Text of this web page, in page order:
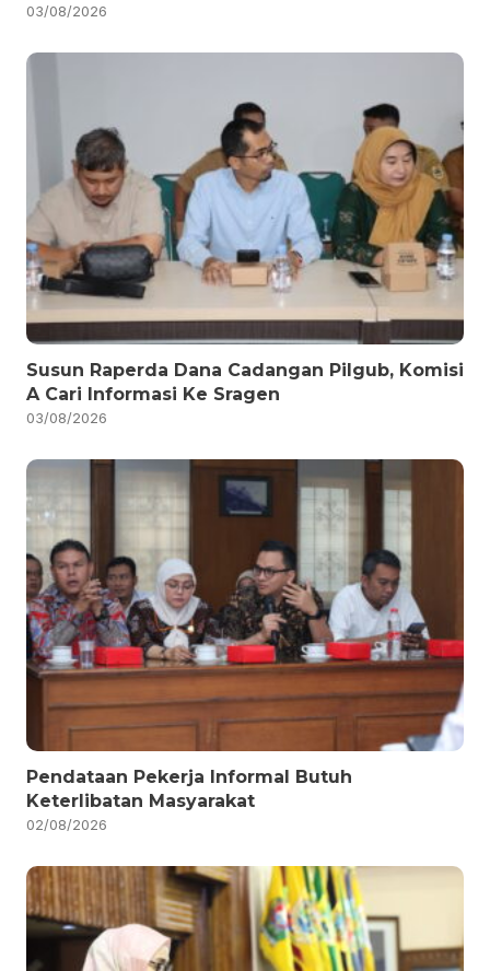
03/08/2026
Susun Raperda Dana Cadangan Pilgub, Komisi
A Cari Informasi Ke Sragen
03/08/2026
Pendataan Pekerja Informal Butuh
Keterlibatan Masyarakat
02/08/2026